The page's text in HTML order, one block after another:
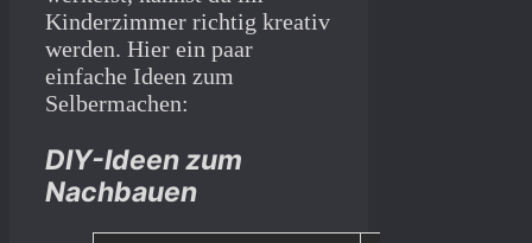
Kinderzimmer richtig kreativ
werden. Hier ein paar
einfache Ideen zum
Selbermachen:
DIY-Ideen zum
Nachbauen